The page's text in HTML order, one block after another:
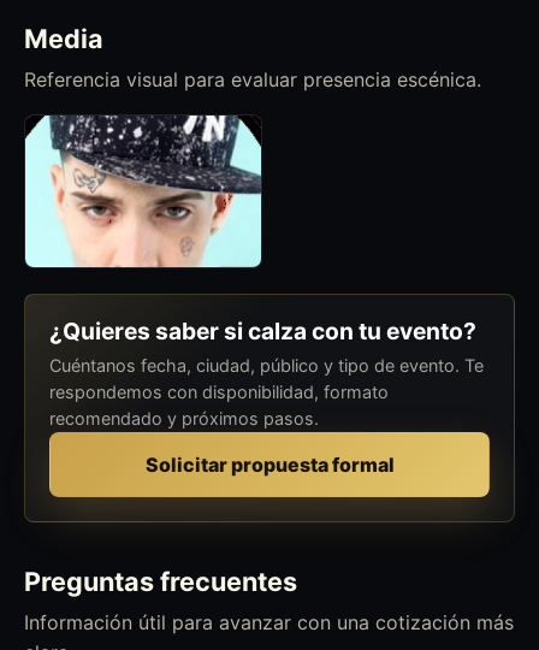
Media
Referencia visual para evaluar presencia escénica.
¿Quieres saber si calza con tu evento?
Cuéntanos fecha, ciudad, público y tipo de evento. Te
respondemos con disponibilidad, formato
recomendado y próximos pasos.
Solicitar propuesta formal
Preguntas frecuentes
Información útil para avanzar con una cotización más